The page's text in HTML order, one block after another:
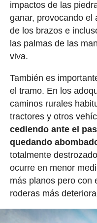
impactos de las
ganar, provocando el
de los brazos e
las palmas de las
viva.
También es
el tramo. En los
caminos rurales
tractores y otros
cediendo ante el
quedando
totalmente
ocurre en menor
más planos pero con
roderas más